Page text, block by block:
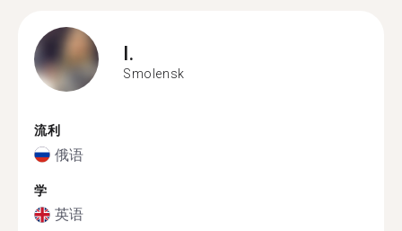
I.
Smolensk
流利
俄语
学
英语